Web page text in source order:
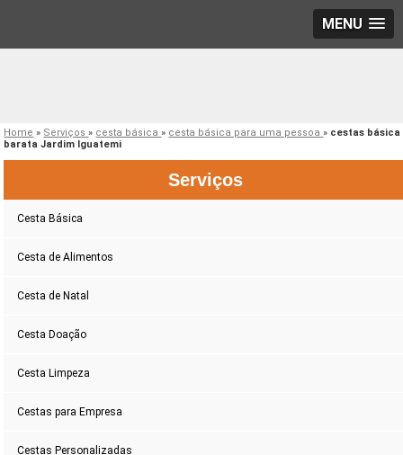
MENU
Home » Serviços» cesta básica» cesta básica para uma pessoa» cestas básica
barata Jardim Iguatemi
Serviços
Cesta Básica
Cesta de Alimentos
Cesta de Natal
Cesta Doação
Cesta Limpeza
Cestas para Empresa
Cestas Personalizadas